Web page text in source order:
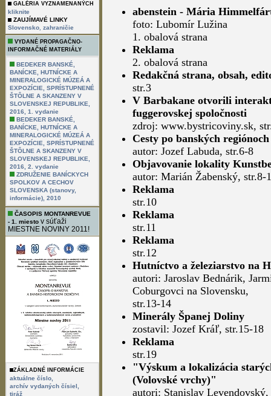
GALÉRIA VYZNAMENANÝCH
kliknite
ZAUJÍMAVÉ LINKY
Slovensko zahraničie
VYDANÉ PROPAGAČNO-
INFORMAČNÉ MATERIÁLY
BEDEKER BANSKÉ,
BANÍCKE, HUTNÍCKE A
MINERALOGICKÉ MÚZEÁ A
EXPOZÍCIE, SPRÍSTUPNENÉ
ŠTÔLNE A SKANZENY V
SLOVENSKEJ REPUBLIKE,
2016, 1. vydanie
BEDEKER BANSKÉ,
BANÍCKE, HUTNÍCKE A
MINERALOGICKÉ MÚZEÁ A
EXPOZÍCIE, SPRÍSTUPNENÉ
ŠTÔLNE A SKANZENY V
SLOVENSKEJ REPUBLIKE,
2016, 2. vydanie
ZDRUŽENIE BANÍCKYCH
SPOLKOV A CECHOV
SLOVENSKA (stanovy,
informácie), 2010
ČASOPIS MONTANREVUE
- 1. miesto v súťaži
MIESTNE NOVINY 2011!
ZÁKLADNÉ INFORMÁCIE
aktuálne číslo,
archív vydaných čísiel,
tiráž
abenstein - Mária
foto: Lubomír Lužina
1. obalová strana
Reklama
2. obalová strana
Redakčná strana, obsah,
str.3
V Barbakane otvorili
fuggerovskej spoločnosti
zdroj: www.bystricoviny.sk,
Cesty po banských
autor: Jozef Labuda, str.6-8
Objavovanie lokality
autor: Marián Žabenský, str.8-
Reklama
str.10
Reklama
str.11
Reklama
str.12
Hutníctvo a železiarstvo na
autori: Jaroslav Bednárik,
Coburgovci na Slovensku,
str.13-14
Minerály Španej Doliny
zostavil: Jozef Kráľ, str.15-18
Reklama
str.19
"Výskum a lokalizácia
(Volovské vrchy)"
autori: Stanislav